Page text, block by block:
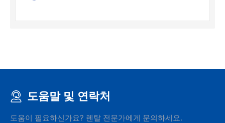
도움말 및 연락처
도움이 필요하신가요? 렌탈 전문가에게 문의하세요.